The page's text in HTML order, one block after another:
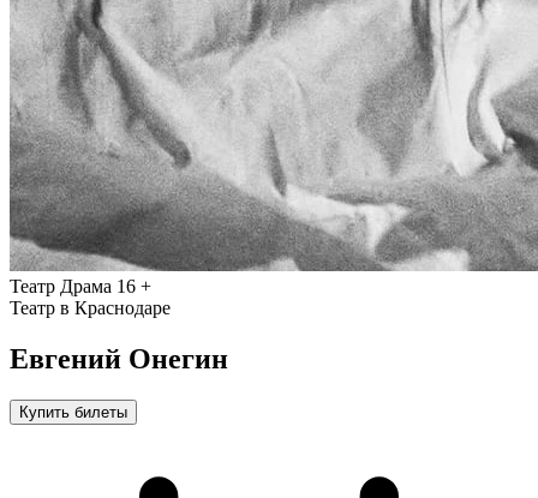
Театр Драма 16 +
Театр в Краснодаре
Евгений Онегин
Купить билеты